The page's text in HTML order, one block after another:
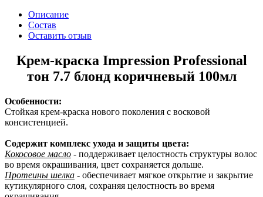
Описание
Состав
Оставить отзыв
Крем-краска Impression Professional
тон 7.7 блонд коричневый 100мл
Особенности:
Стойкая крем-краска нового поколения с восковой
консистенцией.
Содержит комплекс ухода и защиты цвета:
Кокосовое масло - поддерживает целостность структуры волос
во время окрашивания, цвет сохраняется дольше.
Протеины шелка - обеспечивает мягкое открытие и закрытие
кутикулярного слоя, сохраняя целостность во время